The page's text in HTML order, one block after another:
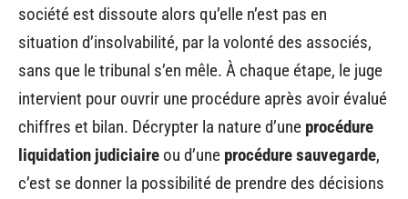
société est dissoute alors qu’elle n’est pas en
situation d’insolvabilité, par la volonté des associés,
sans que le tribunal s’en mêle. À chaque étape, le juge
intervient pour ouvrir une procédure après avoir évalué
chiffres et bilan. Décrypter la nature d’une procédure
liquidation judiciaire ou d’une procédure sauvegarde,
c’est se donner la possibilité de prendre des décisions